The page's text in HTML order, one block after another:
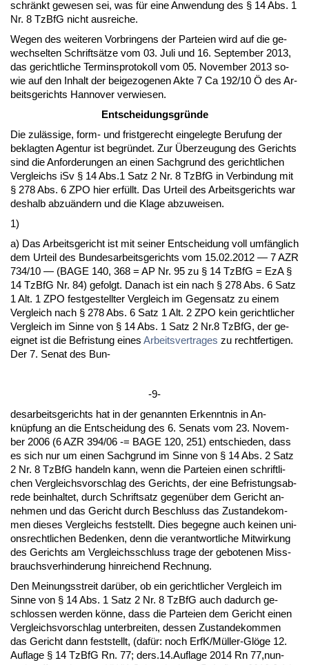
schränkt ge­we­sen sei, was für ei­ne An­wen­dung des § 14 Abs. 1
Nr. 8 Tz­B­fG nicht aus­rei­che.
We­gen des wei­te­ren Vor­brin­gens der Par­tei­en wird auf die ge­
wech­sel­ten Schriftsätze vom 03. Ju­li und 16. Sep­tem­ber 2013,
das ge­richt­li­che Ter­mins­pro­to­koll vom 05. No­vem­ber 2013 so­
wie auf den In­halt der bei­ge­zo­ge­nen Ak­te 7 Ca 192/10 Ö des Ar­
beits­ge­richts Han­no­ver ver­wie­sen.
Ent­schei­dungs­gründe
Die zulässi­ge, form- und frist­ge­recht ein­ge­leg­te Be­ru­fung der
be­klag­ten Agen­tur ist be­gründet. Zur Über­zeu­gung des Ge­richts
sind die An­for­de­run­gen an ei­nen Sach­grund des ge­richt­li­chen
Ver­gleichs iSv § 14 Abs.1 Satz 2 Nr. 8 Tz­B­fG in Ver­bin­dung mit
§ 278 Abs. 6 ZPO hier erfüllt. Das Ur­teil des Ar­beits­ge­richts war
des­halb ab­zuändern und die Kla­ge ab­zu­wei­sen.
1)
a) Das Ar­beits­ge­richt ist mit sei­ner Ent­schei­dung voll umfäng­lich
dem Ur­teil des Bun­des­ar­beits­ge­richts vom 15.02.2012 — 7 AZR
734/10 — (BA­GE 140, 368 = AP Nr. 95 zu § 14 Tz­B­fG = EzA §
14 Tz­B­fG Nr. 84) ge­folgt. Da­nach ist ein nach § 278 Abs. 6 Satz
1 Alt. 1 ZPO fest­ge­stell­ter Ver­gleich im Ge­gen­satz zu ei­nem
Ver­gleich nach § 278 Abs. 6 Satz 1 Alt. 2 ZPO kein ge­richt­li­cher
Ver­gleich im Sin­ne von § 14 Abs. 1 Satz 2 Nr.8 Tz­B­fG, der ge­
eig­net ist die Be­fris­tung ei­nes Ar­beits­ver­tra­ges zu recht­fer­ti­gen.
Der 7. Se­nat des Bun-
-9-
des­ar­beits­ge­richts hat in der ge­nann­ten Er­kennt­nis in An­
knüpfung an die Ent­schei­dung des 6. Se­nats vom 23. No­vem­
ber 2006 (6 AZR 394/06 -= BA­GE 120, 251) ent­schie­den, dass
es sich nur um ei­nen Sach­grund im Sin­ne von § 14 Abs. 2 Satz
2 Nr. 8 Tz­B­fG han­deln kann, wenn die Par­tei­en ei­nen schrift­li­
chen Ver­gleichs­vor­schlag des Ge­richts, der ei­ne Be­fris­tungs­ab­
re­de be­inhal­tet, durch Schrift­satz ge­genüber dem Ge­richt an­
neh­men und das Ge­richt durch Be­schluss das Zu­stan­de­kom­
men die­ses Ver­gleichs fest­stellt. Dies be­geg­ne auch kei­nen uni­
ons­recht­li­chen Be­den­ken, denn die ver­ant­wort­li­che Mit­wir­kung
des Ge­richts am Ver­gleichs­schluss tra­ge der ge­bo­te­nen Miss­
brauchs­ver­hin­de­rung hin­rei­chend Rech­nung.
Den Mei­nungs­streit darüber, ob ein ge­richt­li­cher Ver­gleich im
Sin­ne von § 14 Abs. 1 Satz 2 Nr. 8 Tz­B­fG auch da­durch ge­
schlos­sen wer­den könne, dass die Par­tei­en dem Ge­richt ei­nen
Ver­gleichs­vor­schlag un­ter­brei­ten, des­sen Zu­stan­de­kom­men
das Ge­richt dann fest­stellt, (dafür: noch ErfK/Müller-Glöge 12.
Auf­la­ge § 14 Tz­B­fG Rn. 77; ders.14.Auf­la­ge 2014 Rn 77,nun­